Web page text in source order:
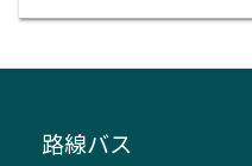
路線バス